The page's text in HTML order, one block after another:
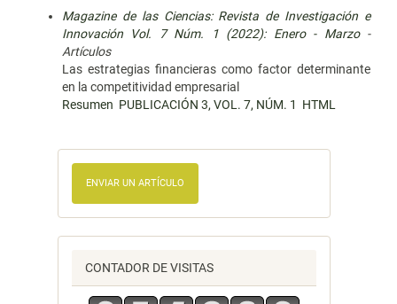
Magazine de las Ciencias: Revista de Investigación e
Innovación Vol. 7 Núm. 1 (2022): Enero - Marzo-
Artículos
Las estrategias financieras como factor determinante
en la competitividad empresarial
Resumen PUBLICACIÓN 3, VOL. 7, NÚM. 1 HTML
ENVIAR UN ARTÍCULO
CONTADOR DE VISITAS